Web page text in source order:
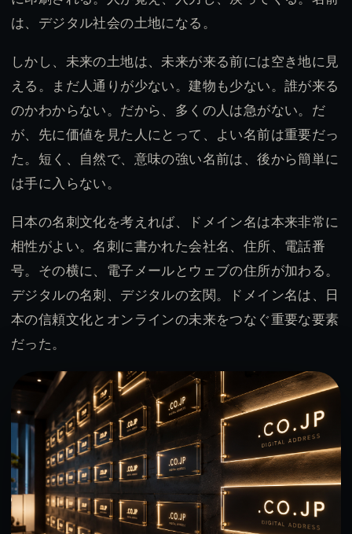
は、デジタル社会の土地になる。
しかし、未来の土地は、未来が来る前には空き地に見
える。まだ人通りが少ない。建物も少ない。誰が来る
のかわからない。だから、多くの人は急がない。だ
が、先に価値を見た人にとって、よい名前は重要だっ
た。短く、自然で、意味の強い名前は、後から簡単に
は手に入らない。
日本の名刺文化を考えれば、ドメイン名は本来非常に
相性がよい。名刺に書かれた会社名、住所、電話番
号。その横に、電子メールとウェブの住所が加わる。
デジタルの名刺、デジタルの玄関。ドメイン名は、日
本の信頼文化とオンラインの未来をつなぐ重要な要素
だった。